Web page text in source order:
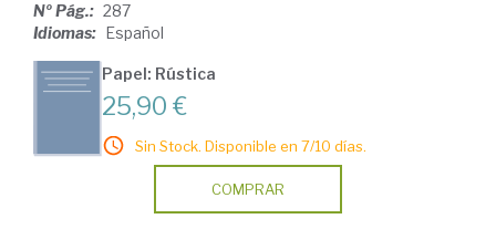
Nº Pág.: 287
Idiomas: Español
Papel: Rústica
25,90 €
Sin Stock. Disponible en 7/10 días.
COMPRAR